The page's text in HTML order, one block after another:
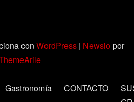
con WordPress | Newsiopor
Gastronomía CONTACTO